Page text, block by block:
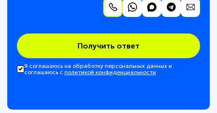
Получить ответ
Я соглашаюсь на обработку персональных данных и
соглашаюсь с политикой конфиденциальности